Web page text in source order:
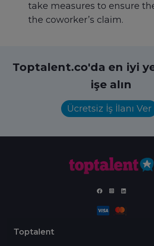
take measures to ensure
the coworker’s claim.
Toptalent.co'da en iyi
işe alın
Ücretsiz İş İlanı Ver
Toptalent